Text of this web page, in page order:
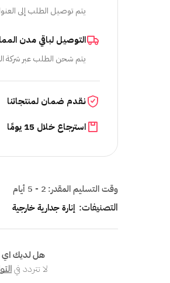
يتم توصيل الطلب إلى
التوصيل لباقي مدن
يتم شحن الطلب عبر شركة
نقدم ضمان لمنتجاتنا
استرجاع خلال 15 يومًا
وقت التسليم المقدر: 2 - 5 أيام
التصنيفات: إنارة جدارية خارجية
هل لديك اي
لا تتردد في